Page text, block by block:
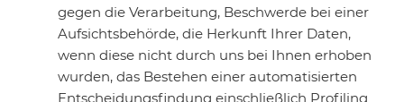
gegen die Verarbeitung, Beschwerde bei einer
Aufsichtsbehörde, die Herkunft Ihrer Daten,
wenn diese nicht durch uns bei Ihnen erhoben
wurden, das Bestehen einer automatisierten
Entscheidungsfindung einschließlich Profiling